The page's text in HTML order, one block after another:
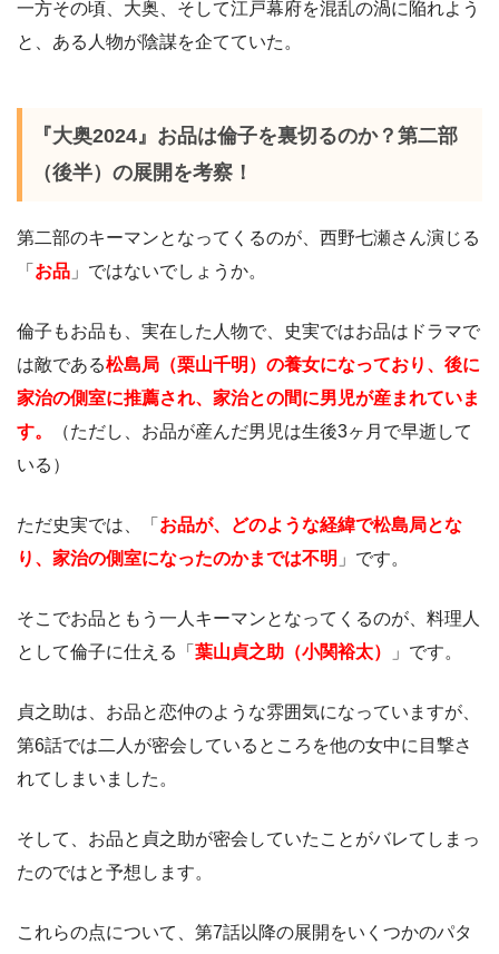
一方その頃、大奥、そして江戸幕府を混乱の渦に陥れよう
と、ある人物が陰謀を企てていた。
『大奥2024』お品は倫子を裏切るのか？第二部
（後半）の展開を考察！
第二部のキーマンとなってくるのが、西野七瀬さん演じる
「 お品 」ではないでしょうか。
倫子もお品も、実在した人物で、史実ではお品はドラマで
は敵である松島局（栗山千明）の養女になっており、後に
家治の側室に推薦され、家治との間に男児が産まれていま
す。
（ただし、お品が産んだ男児は生後3ヶ月で早逝して
いる）
ただ史実では、「 お品が、どのような経緯で松島局とな
り、家治の側室になったのかまでは不明 」です。
そこでお品ともう一人キーマンとなってくるのが、料理人
として倫子に仕える「 葉山貞之助（小関裕太） 」です。
貞之助は、お品と恋仲のような雰囲気になっていますが、
第6話では二人が密会しているところを他の女中に目撃さ
れてしまいました。
そして、お品と貞之助が密会していたことがバレてしまっ
たのではと予想します。
これらの点について、第7話以降の展開をいくつかのパタ